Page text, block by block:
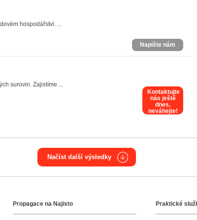
hospodářství. ...
Napište nám
surovin. Zajistíme ...
Kontaktujte
nás ještě
dnes,
neváhejte!
Načíst další výsledky
Najisto
Propagace na Najisto Praktické